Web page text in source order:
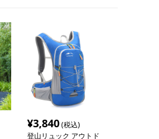
¥3,840(税込)
登山リュック アウトド